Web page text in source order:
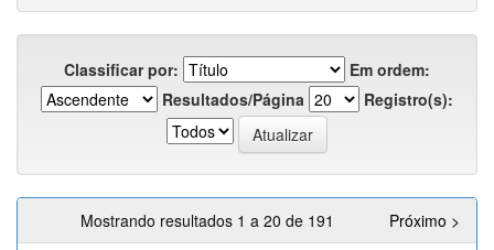
Classificar por:
Em ordem:
Resultados/Página
Registro(s):
Mostrando resultados 1 a 20 de 191
Próximo >